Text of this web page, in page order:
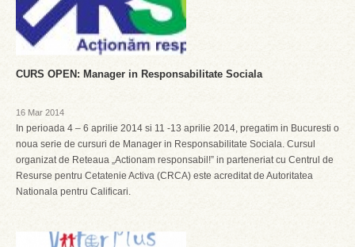
CURS OPEN: Manager in Responsabilitate Sociala
16 Mar 2014
In perioada 4 – 6 aprilie 2014 si 11 -13 aprilie 2014, pregatim in Bucuresti o
noua serie de cursuri de Manager in Responsabilitate Sociala. Cursul
organizat de Reteaua „Actionam responsabil!” in parteneriat cu Centrul de
Resurse pentru Cetatenie Activa (CRCA) este acreditat de Autoritatea
Nationala pentru Calificari.